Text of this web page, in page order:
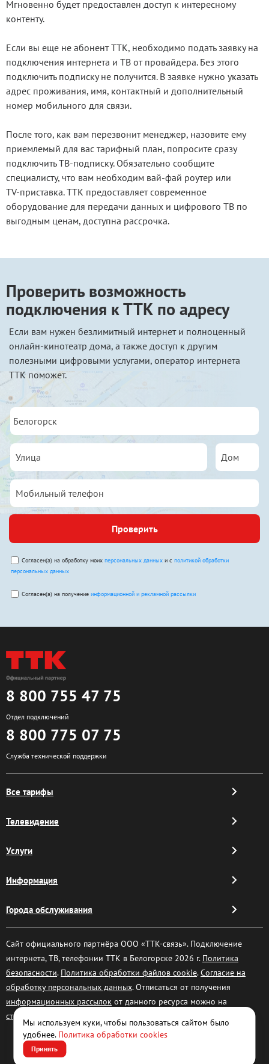
Мгновенно будет предоставлен доступ к интересному
контенту.
Если вы еще не абонент ТТК, необходимо подать заявку на
подключения интернета и ТВ от провайдера. Без этого
подключить подписку не получится. В заявке нужно указать
адрес проживания, имя, контактный и дополнительный
номер мобильного для связи.
После того, как вам перезвонит менеджер, назовите ему
приемлемый для вас тарифный план, попросите сразу
подключить ТВ‑подписку. Обязательно сообщите
специалисту, что вам необходим вай‑фай роутер или
TV‑приставка. ТТК предоставляет современное
оборудование для передачи данных и цифрового ТВ по
выгодным ценам, доступна рассрочка.
Проверить возможность
подключения к ТТК по адресу
Если вам нужен безлимитный интернет и полноценный
онлайн-кинотеатр дома, а также доступ к другим
полезными цифровыми услугами, оператор интернета
ТТК поможет.
Проверить
Согласен(а) на обработку моих персональных данных и с политикой обработки
персональных данных
Согласен(а) на получение информационной и рекламной рассылки
8 800 755 47 75
Отдел подключений
8 800 775 07 75
Служба технической поддержки
Все тарифы
Телевидение
Услуги
Информация
Города обслуживания
Сайт официального партнёра ООО «ТТК-связь». Подключение
интернета, ТВ, телефонии ТТК в Белогорске 2026 г. Политика
безопасности. Политика обработки файлов cookie.Согласие на
обработку персональных данных. Отписаться от получения
информационных рассылок от данного ресурса можно на
странице
Мы используем куки, чтобы пользоваться сайтом было
удобнее. Политика обработки cookies
Принять